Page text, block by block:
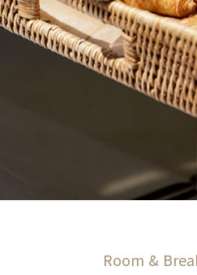
Room &